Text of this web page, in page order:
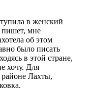
в женский
пишет, мне
об этом
было писать
в этой стране,
хочу. Для
Лахты,